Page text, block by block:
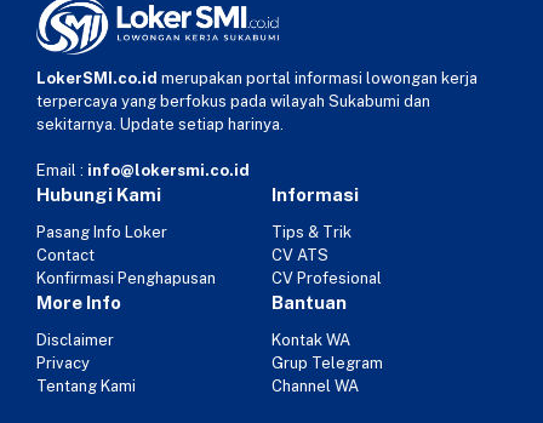
LokerSMI.co.id merupakan portal informasi lowongan kerja
terpercaya yang berfokus pada wilayah Sukabumi dan
sekitarnya. Update setiap harinya.
Email : info@lokersmi.co.id
Hubungi Kami
Pasang Info Loker
Contact
Konfirmasi Penghapusan
Informasi
Tips & Trik
CV ATS
CV Profesional
More Info
Disclaimer
Privacy
Tentang Kami
Bantuan
Kontak WA
Grup Telegram
Channel WA